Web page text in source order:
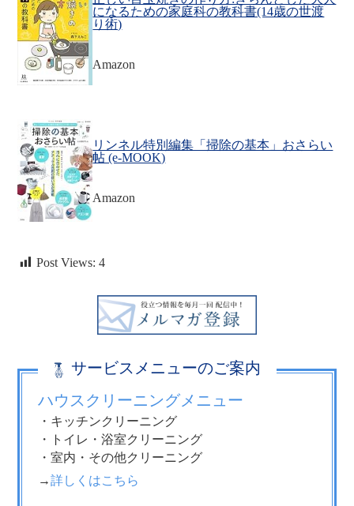
になるための家庭科の教科書(14歳の世渡
り術)
Amazon
リンネル特別編集「掃除の基本」おさらい
帖 (e-MOOK)
Amazon
Post Views: 4
サービスメニューのご案内
ハウスクリーニングメニュー
・キッチンクリーニング
・トイレ・浴室クリーニング
・室内・その他クリーニング
→詳しくはこちら